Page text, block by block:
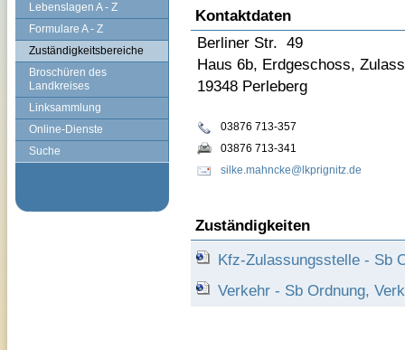
Lebenslagen A - Z
Formulare A - Z
Zuständigkeitsbereiche
Broschüren des
Landkreises
Linksammlung
Online-Dienste
Suche
Kontaktdaten
Berliner Str. 49
Haus 6b, Erdgeschoss,
19348 Perleberg
03876 713-357
03876 713-341
silke.mahncke@lkprignitz.de
Zuständigkeiten
Kfz-Zulassungsstelle - Sb
Verkehr - Sb Ordnung,